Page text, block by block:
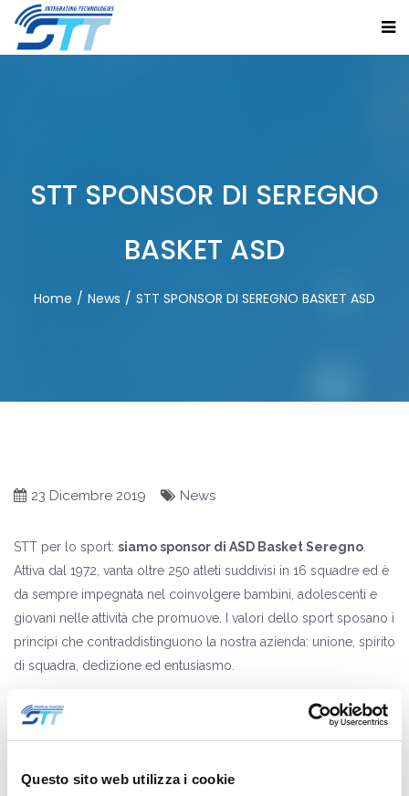
Questo sito web utilizza i cookie
STT SPONSOR DI SEREGNO
BASKET ASD
Home News STT SPONSOR DI SEREGNO BASKET ASD
23 Dicembre 2019 News
STT per lo sport: siamo sponsor di ASD Basket Seregno
Attiva dal 1972, vanta oltre 250 atleti suddivisi in 16 squadre ed è
da sempre impegnata nel coinvolgere bambini, adolescenti e
giovani nelle attività che promuove. I valori dello sport sposano i
principi che contraddistinguono la nostra azienda: unione, spirito
di squadra, dedizione ed entusiasmo.
Per conoscere di più Basket Seregno,